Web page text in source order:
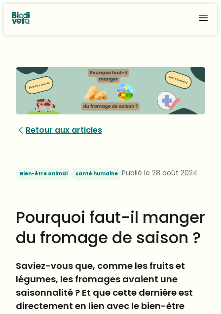
Aller
au
Retour aux articles
Bien-être animal santé humaine Publié le 28 août 2024
Pourquoi faut-il manger
du fromage de saison ?
Saviez-vous que, comme les fruits et
légumes, les fromages avaient une
saisonnalité ? Et que cette dernière est
directement en lien avec le bien-être